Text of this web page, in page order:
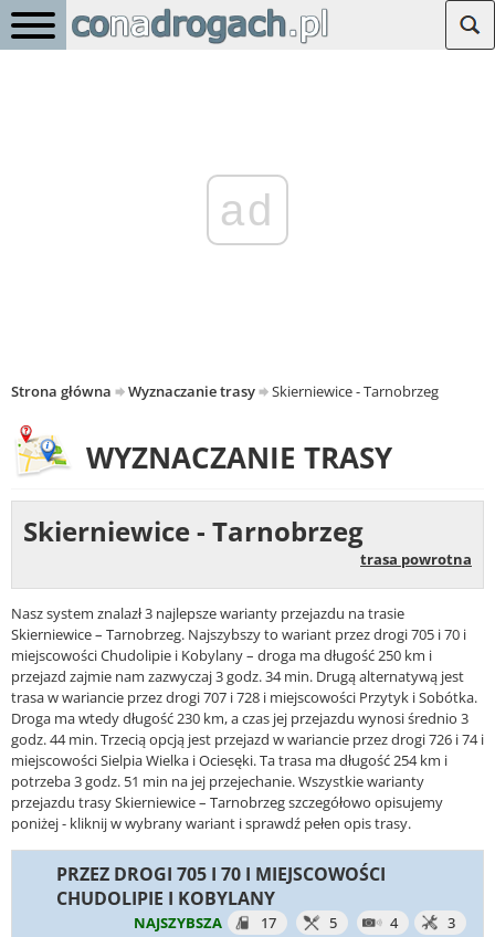
ad
Strona główna Wyznaczanie trasy Skierniewice - Tarnobrzeg
WYZNACZANIE TRASY
Skierniewice - Tarnobrzeg
trasa powrotna
Nasz system znalazł 3 najlepsze warianty przejazdu na trasie
Skierniewice – Tarnobrzeg. Najszybszy to wariant przez drogi 705 i 70 i
miejscowości Chudolipie i Kobylany – droga ma długość 250 km i
przejazd zajmie nam zazwyczaj 3 godz. 34 min. Drugą alternatywą jest
trasa w wariancie przez drogi 707 i 728 i miejscowości Przytyk i Sobótka.
Droga ma wtedy długość 230 km, a czas jej przejazdu wynosi średnio 3
godz. 44 min. Trzecią opcją jest przejazd w wariancie przez drogi 726 i 74 i
miejscowości Sielpia Wielka i Ociesęki. Ta trasa ma długość 254 km i
potrzeba 3 godz. 51 min na jej przejechanie. Wszystkie warianty
przejazdu trasy Skierniewice – Tarnobrzeg szczegółowo opisujemy
poniżej - kliknij w wybrany wariant i sprawdź pełen opis trasy.
PRZEZ DROGI 705 I 70 I MIEJSCOWOŚCI
CHUDOLIPIE I KOBYLANY
NAJSZYBSZA 17 5 4 3